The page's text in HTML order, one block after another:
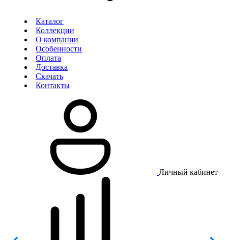
Каталог
Коллекции
О компании
Особенности
Оплата
Доставка
Скачать
Контакты
Личный кабинет